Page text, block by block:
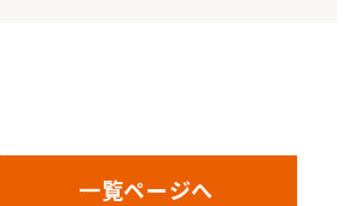
一覧ページへ